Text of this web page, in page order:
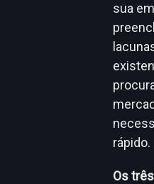
sua
rápido.
Os